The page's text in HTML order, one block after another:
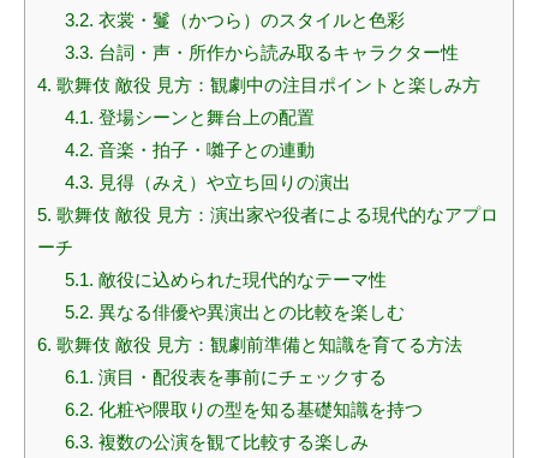
3.2. 衣裳・鬘（かつら）のスタイルと色彩
3.3. 台詞・声・所作から読み取るキャラクター性
4. 歌舞伎 敵役 見方：観劇中の注目ポイントと楽しみ方
4.1. 登場シーンと舞台上の配置
4.2. 音楽・拍子・囃子との連動
4.3. 見得（みえ）や立ち回りの演出
5. 歌舞伎 敵役 見方：演出家や役者による現代的なアプロ
ーチ
5.1. 敵役に込められた現代的なテーマ性
5.2. 異なる俳優や異演出との比較を楽しむ
6. 歌舞伎 敵役 見方：観劇前準備と知識を育てる方法
6.1. 演目・配役表を事前にチェックする
6.2. 化粧や隈取りの型を知る基礎知識を持つ
6.3. 複数の公演を観て比較する楽しみ